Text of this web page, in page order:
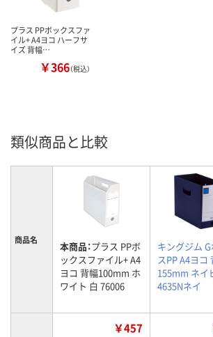
プラス PPボックスファ
イル+ A4ヨコ ハーフサ
イズ 背幅…
￥366（税込）
類似商品と比較
商品名 本商品：プラス PPボ
ックスファイル+ A4
ヨコ 背幅100mm ホ
ワイト 白 76006
キングジム
スPP A4ヨコ
155mm ネイ
4635Nネイ
￥457